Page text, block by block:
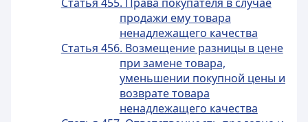
продажи ему товара
ненадлежащего качества
Статья 456. Возмещение разницы в цене
при замене товара,
уменьшении покупной цены и
возврате товара
ненадлежащего качества